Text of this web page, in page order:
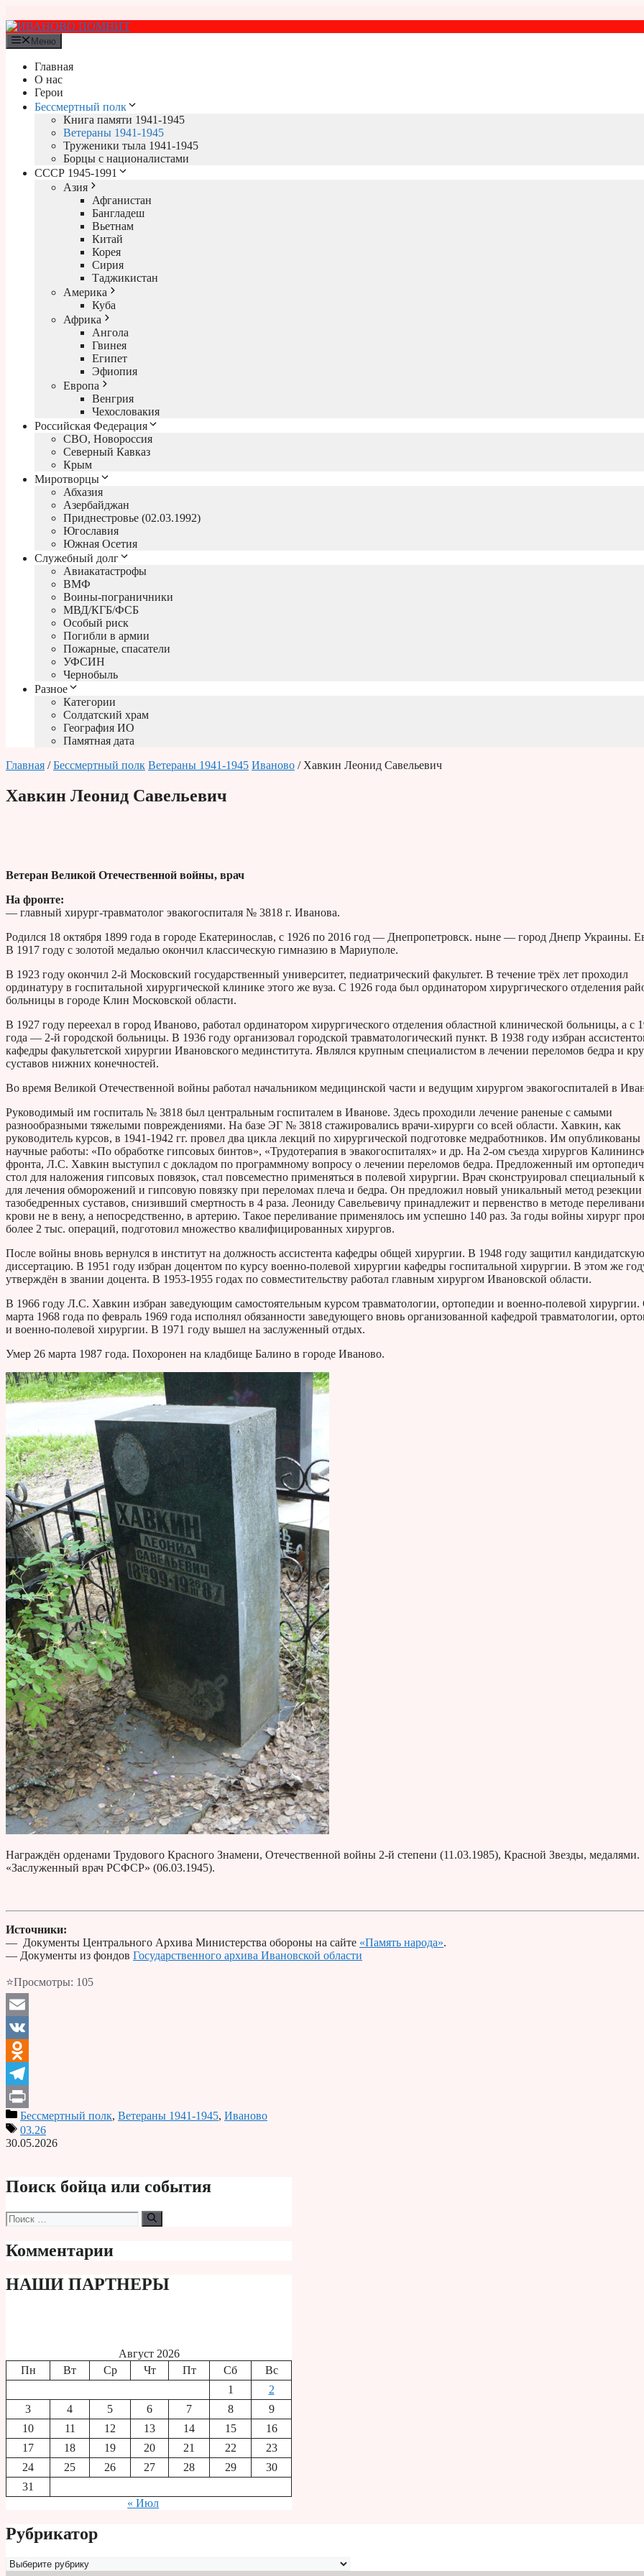
к
содержимому
Меню
Главная
О нас
Герои
Бессмертный полк
Книга памяти 1941-1945
Ветераны 1941-1945
Труженики тыла 1941-1945
Борцы с националистами
СССР 1945-1991
Азия
Афганистан
Бангладеш
Вьетнам
Китай
Корея
Сирия
Таджикистан
Америка
Куба
Африка
Ангола
Гвинея
Египет
Эфиопия
Европа
Венгрия
Чехословакия
Российская Федерация
СВО, Новороссия
Северный Кавказ
Крым
Миротворцы
Абхазия
Азербайджан
Приднестровье (02.03.1992)
Югославия
Южная Осетия
Служебный долг
Авиакатастрофы
ВМФ
Воины-пограничники
МВД/КГБ/ФСБ
Особый риск
Погибли в армии
Пожарные, спасатели
УФСИН
Чернобыль
Разное
Категории
Солдатский храм
География ИО
Памятная дата
Главная /Бессмертный полк Ветераны 1941-1945 Иваново / Хавкин Леонид Савельевич
Хавкин Леонид Савельевич
Ветеран Великой Отечественной войны, врач
На фронте:
— главный хирург-травматолог эвакогоспиталя № 3818 г. Иванова.
Родился 18 октября 1899 года в городе Екатеринослав, с 1926 по 2016 год — Днепропетровск. ныне — город Днепр Украины.
В 1917 году с золотой медалью окончил классическую гимназию в Мариуполе.
В 1923 году окончил 2-й Московский государственный университет, педиатрический факультет. В течение трёх лет проходил
ординатуру в госпитальной хирургической клинике этого же вуза. С 1926 года был ординатором хирургического отделения
больницы в городе Клин Московской области.
В 1927 году переехал в город Иваново, работал ординатором хирургического отделения областной клинической больницы, а с
года — 2-й городской больницы. В 1936 году организовал городской травматологический пункт. В 1938 году избран
кафедры факультетской хирургии Ивановского мединститута. Являлся крупным специалистом в лечении переломов бедра и
суставов нижних конечностей.
Во время Великой Отечественной войны работал начальником медицинской части и ведущим хирургом эвакогоспиталей в
Руководимый им госпиталь № 3818 был центральным госпиталем в Иванове. Здесь проходили лечение раненые с самыми
разнообразными тяжелыми повреждениями. На базе ЭГ № 3818 стажировались врачи-хирурги со всей области. Хавкин, как
руководитель курсов, в 1941-1942 гг. провел два цикла лекций по хирургической подготовке медработников. Им опубликованы
научные работы: «По обработке гипсовых бинтов», «Трудотерапия в эвакогоспиталях» и др. На 2-ом съезда хирургов
фронта, Л.С. Хавкин выступил с докладом по программному вопросу о лечении переломов бедра. Предложенный им
стол для наложения гипсовых повязок, стал повсеместно применяться в полевой хирургии. Врач сконструировал специальный
для лечения обморожений и гипсовую повязку при переломах плеча и бедра. Он предложил новый уникальный метод резекции
тазобедренных суставов, снизивший смертность в 4 раза. Леониду Савельевичу принадлежит и первенство в методе
крови не в вену, а непосредственно, в артерию. Такое переливание применялось им успешно 140 раз. За годы войны хирург
более 2 тыс. операций, подготовил множество квалифицированных хирургов.
После войны вновь вернулся в институт на должность ассистента кафедры общей хирургии. В 1948 году защитил кандидатскую
диссертацию. В 1951 году избран доцентом по курсу военно-полевой хирургии кафедры госпитальной хирургии. В этом же
утверждён в звании доцента. В 1953-1955 годах по совместительству работал главным хирургом Ивановской области.
В 1966 году Л.С. Хавкин избран заведующим самостоятельным курсом травматологии, ортопедии и военно-полевой хирургии.
марта 1968 года по февраль 1969 года исполнял обязанности заведующего вновь организованной кафедрой травматологии,
и военно-полевой хирургии. В 1971 году вышел на заслуженный отдых.
Умер 26 марта 1987 года. Похоронен на кладбище Балино в городе Иваново.
Награждён орденами Трудового Красного Знамени, Отечественной войны 2-й степени (11.03.1985), Красной Звезды, медалями.
«Заслуженный врач РСФСР» (06.03.1945).
Источники:
— Документы Центрального Архива Министерства обороны на сайте «Память народа».
— Документы из фондов Государственного архива Ивановской области
⭐Просмотры: 105
Email
VK
Odnoklassniki
Telegram
PrintБессмертный полк, Ветераны 1941-1945, Иваново
03.26
30.05.2026
Поиск бойца или события
Поиск:
Комментарии
НАШИ ПАРТНЕРЫ
Август 2026
Пн
Вт Ср Чт Пт Сб
Вс
1
2
3
4 5 6 7 8
9
10
11 12 13 14 15
16
17
18 19 20 21 22
23
24
25 26 27 28 29
30
31
« Июл
Рубрикатор
Рубрикатор